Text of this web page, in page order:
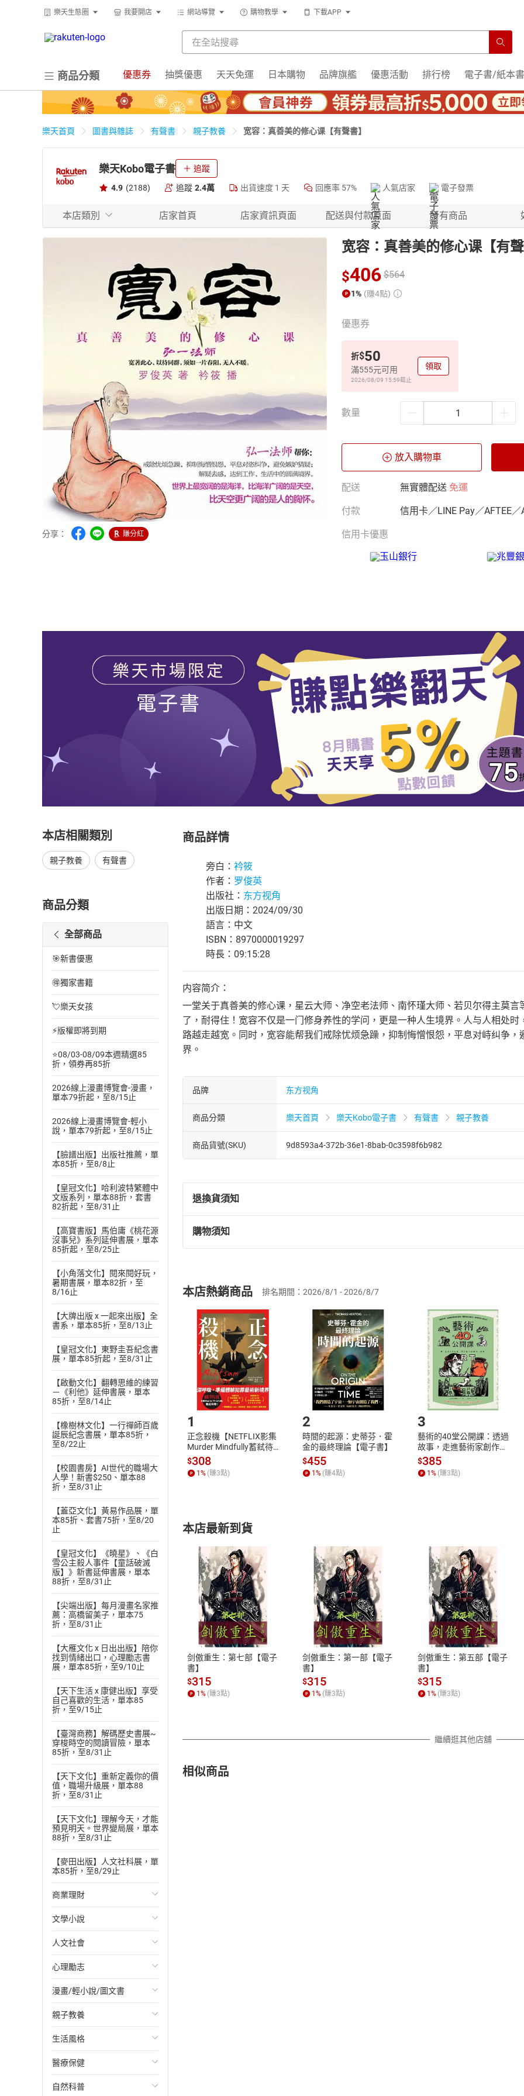
樂天生態圈 我要開店 網站導覽 購物教學 下載APP
商品分類 優惠券 抽獎優惠 天天免運 日本購物 品牌旗艦 優惠活動 排行榜 電子書/紙本書
樂天首頁 圖書與雜誌 有聲書 親子教養 宽容：真善美的修心课【有聲書】
樂天Kobo電子書 追蹤
4.9 (2188) 追蹤 2.4萬 出貨速度 1 天 回應率 57% 人氣店家 電子發票
本店類別 店家首頁 店家資訊頁面 配送與付款頁面 所有商品
分享： 賺分紅
宽容：真善美的修心课【有
$406 $564
1% (賺4點)
優惠券
折$50
滿555元可用
2026/08/09 15:59截止
領取
數量
放入購物車
配送 無實體配送 免運
付款 信用卡／LINE Pay／AFTEE／
信用卡優惠
本店相關類別
親子教養 有聲書
商品分類
全部商品
🎯新書優惠
🉐獨家書籍
💘樂天女孩
⚡版權即將到期
⭐08/03-08/09本週精選85
折，領券再85折
2026線上漫畫博覽會-漫畫，
單本79折起，至8/15止
2026線上漫畫博覽會-輕小
說，單本79折起，至8/15止
【臉譜出版】出版社推薦，單
本85折，至8/8止
【皇冠文化】哈利波特繁體中
文版系列，單本88折，套書
82折起，至8/31止
【高寶書版】馬伯庸《桃花源
沒事兒》系列延伸書展，單本
85折起，至8/25止
【小角落文化】閱來閱好玩，
暑期書展，單本82折，至
8/16止
【大牌出版 x 一起來出版】全
書系，單本85折，至8/13止
【皇冠文化】東野圭吾紀念書
展，單本85折起，至8/31止
【啟動文化】翻轉思維的練習
－《利他》延伸書展，單本
85折，至8/14止
【橡樹林文化】一行禪師百歲
誕辰紀念書展，單本85折，
至8/22止
【校園書房】AI世代的職場大
人學！新書$250、單本88
折，至8/31止
【蓋亞文化】黃易作品展，單
本85折、套書75折，至8/20
止
【皇冠文化】《曉星》、《白
雪公主殺人事件【童話破滅
版】》新書延伸書展，單本
88折，至8/31止
【尖端出版】每月漫畫名家推
薦：高橋留美子，單本75
折，至8/31止
【大雁文化 x 日出出版】陪你
找到情緒出口，心理勵志書
展，單本85折，至9/10止
【天下生活 x 康健出版】享受
自己喜歡的生活，單本85
折，至9/15止
【臺灣商務】解碼歷史書展~
穿梭時空的閱讀冒險，單本
85折，至8/31止
【天下文化】重新定義你的價
值，職場升級展，單本88
折，至8/31止
【天下文化】理解今天，才能
預見明天。世界變局展，單本
88折，至8/31止
【麥田出版】人文社科展，單
本85折，至8/29止
商業理財
投資理財
經濟/趨勢
財務/金融
管理/領導
職場工作術
成功法
行銷/廣告
傳記
文學小說
歐美文學
日本文學
韓國文學
華文文學
經典文學
成長/家庭生活小說
懸疑/推理小說
人文社會
國際關係
政治
社會科學
台灣/中國歷史
日/韓歷史
其他歷史/史學
心理勵志
心靈成長/情緒
人際關係
兩性關係
心理學
漫畫/輕小說/圖文書
輕小說
奇幻/科幻
愛情故事
職場/社會寫實
親子教養
教育現場
兒童文學/故事
兒童科普/學習
生活風格
飲食/食譜
健身/美顏
醫療保健
健康/養生
自然科普
商品詳情
旁白： 衿筱
作者： 罗俊英
出版社： 东方视角
出版日期：2024/09/30
語言：中文
ISBN：8970000019297
時長：09:15:28
内容简介：
一堂关于真善美的修心课，星云大师、净空老法师、南怀瑾大师、若贝尔得主莫
了，耐得住！宽容不仅是一门修身养性的学问，更是一种人生境界。人与人相处
路越走越宽。同时，宽容能帮我们戒除忧烦急躁，抑制悔憎恨怨，平息对峙纠争
界。
品牌 东方视角
商品分類 樂天首頁 樂天Kobo電子書 有聲書 親子教養
商品貨號(SKU) 9d8593a4-372b-36e1-8bab-0c3598f6b982
退換貨須知
退換貨規定：
(一)依消費者保護法第19條第1項後段暨通訊交易解除權合理例外情事適用
(二)消費者訂購本店鋪之商品即代表知悉本店鋪所銷售之商品為電子書，
且已下載/存取電子書，不得請求退貨退款。
退貨方式：您欲取消訂單或辦理退貨時，請登入樂天市場，並於「我的訂單
貨」，本店鋪將依您的申請進行審核，待審核通過後將為您辦理退款事宜。
請注意，樂天市場須以整筆訂單為單位進行取消/退貨，恕無法以單支商品取
購物須知
挑選商品
Choose
放入購物車
Shopping cart
登入帳號
Login
購書後，如何開始使用？
Step1.選擇閱讀載具 Step2.登入
付款方式
ATM轉帳、信用卡、LINE PAY、AFTEE
退換貨規範
本店是否提供消費者保護法七日猶
之權利，遽消費者保護法及通訊交
除權合理例外情事適用準則，依商
質各有不同規定。詳細退換貨說明
照各商品說明。
本店熱銷商品 排名期間：2026/8/1 - 2026/8/7
1
正念殺機【NETFLIX影集
Murder Mindfully蓄弒待
發】【電子書】
$308
1% (賺3點)
2
時間的起源：史蒂芬．霍
金的最終理論【電子書】
$455
1% (賺4點)
3
藝術的40堂公開課：透過
故事，走進藝術家創作現
場，看藝術如何誕生、如
何形塑人類生活【電子
書】
$385
1% (賺3點)
本店最新到貨
剑傲重生：第七部【電子
書】
$315
1 % (賺3點)
剑傲重生：第一部【電子
書】
$315
1 % (賺3點)
剑傲重生：第五部【電子
書】
$315
1 % (賺3點)
繼續逛其他店舖
相似商品